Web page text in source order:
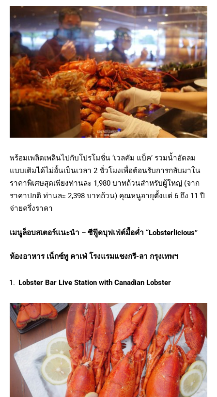
พร้อมเพลิดเพลินไปกับโปรโมชั่น ‘เวลคัม แบ็ค’ รวมน้ำอัดลม
แบบเติมได้ไม่อั้นเป็นเวลา 2 ชั่วโมงเพื่อต้อนรับการกลับมาใน
ราคาพิเศษสุดเพียงท่านละ 1,980 บาทถ้วนสำหรับผู้ใหญ่ (จาก
ราคาปกติ ท่านละ 2,398 บาทถ้วน) คุณหนูอายุตั้งแต่ 6 ถึง 11 ปี
จ่ายครึ่งราคา
เมนูล็อบสเตอร์แนะนำ – ซีฟู๊ดบุฟเฟ่ต์มื้อค่ำ “Lobsterlicious”
ห้องอาหาร เน็กซ์ทู คาเฟ่ โรงแรมแชงกรี-ลา กรุงเทพฯ
Lobster Bar Live Station with Canadian Lobster